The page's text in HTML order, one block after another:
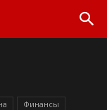
Финансы